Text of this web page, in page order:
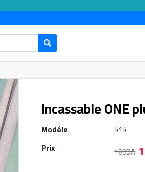
Incassable ONE
Modéle
515
Prix
180DA